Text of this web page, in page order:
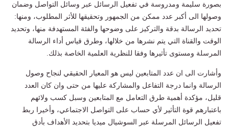
بصورة سليمة ومدروسة في تفعيل الرسائل عبر وسائل التواصل وضمان
وصولها الى أكبر عدد ممكن من الجمهور وتحقيقها للأثر المطلوب، ومنها:
تحديد الرسالة بدقة والتركيز على وضوحها والفئة المستهدفة منها، وتحديد
الوقت والقناة التي يتم نشرها من خلالها، وطرق قياس أداء الرسالة
المرسلة ومستوى تأثيرها وفقا للنظرية العلمية الخاصة بذلك.
وأشارت الى ان عدد المتابعين ليس هو المعيار الحقيقي لنجاح وصول
الرسالة وانما درجة التفاعل والمشاركة عليها من حتى وان كان العدد
قليل، مؤكدة أهمية طرق التعامل مع المتابعين وسبل كسب ولائهم
باعتبارهم قوة التأثير لأي حساب على التواصل الاجتماعي، وأخيرا ربط
تفعيل الرسائل المرسلة عبر السوشيال ميديا بتحديد الأهداف بأدق